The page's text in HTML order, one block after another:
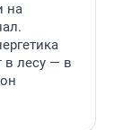
на
в лесу — в